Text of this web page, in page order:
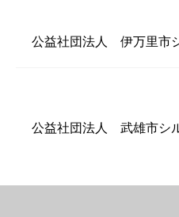
公益社団法人 伊万里市
公益社団法人 武雄市シ